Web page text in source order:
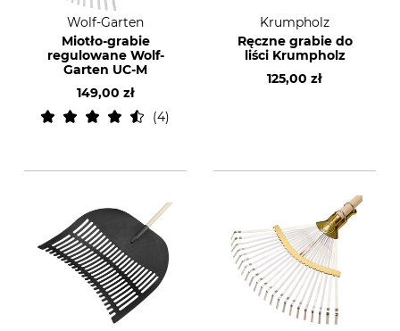
Wolf-Garten
Miotło-grabie
regulowane Wolf-
Garten UC-M
149,00 zł
4
Krumpholz
Ręczne grabie do
liści Krumpholz
125,00 zł